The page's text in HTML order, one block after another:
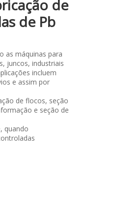
de
de Pb
as máquinas para
juncos, industriais
incluem
e assim por
de flocos, seção
e seção de
quando